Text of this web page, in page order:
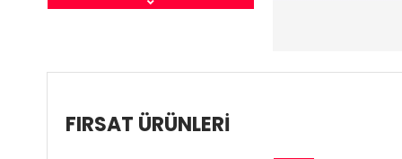
FIRSAT ÜRÜNLERİ